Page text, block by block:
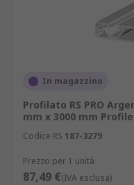
In magazzino
Profilato RS PRO
mm x 3000 mm
Codice RS 187-3279
Prezzo per 1 unità
87,49 €(IVA esclusa)